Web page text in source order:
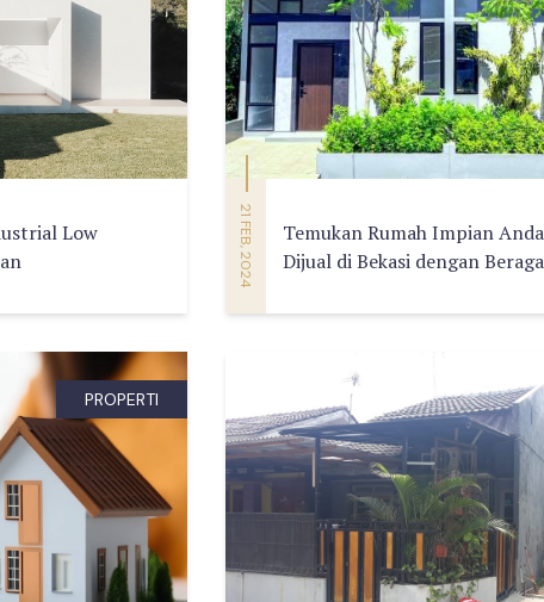
Low
21 FEB, 2024
Temukan Rumah Impian
Dijual di Bekasi dengan
PROPERTI